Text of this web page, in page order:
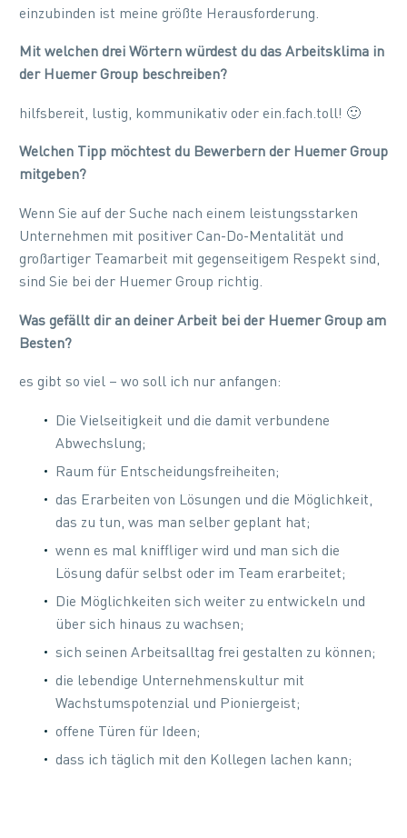
einzubinden ist meine größte Herausforderung.
Mit welchen drei Wörtern würdest du das Arbeitsklima in
der Huemer Group beschreiben?
hilfsbereit, lustig, kommunikativ oder ein.fach.toll! 🙂
Welchen Tipp möchtest du Bewerbern der Huemer Group
mitgeben?
Wenn Sie auf der Suche nach einem leistungsstarken
Unternehmen mit positiver Can-Do-Mentalität und
großartiger Teamarbeit mit gegenseitigem Respekt sind,
sind Sie bei der Huemer Group richtig.
Was gefällt dir an deiner Arbeit bei der Huemer Group am
Besten?
es gibt so viel – wo soll ich nur anfangen:
Die Vielseitigkeit und die damit verbundene
Abwechslung;
Raum für Entscheidungsfreiheiten;
das Erarbeiten von Lösungen und die Möglichkeit,
das zu tun, was man selber geplant hat;
wenn es mal kniffliger wird und man sich die
Lösung dafür selbst oder im Team erarbeitet;
Die Möglichkeiten sich weiter zu entwickeln und
über sich hinaus zu wachsen;
sich seinen Arbeitsalltag frei gestalten zu können;
die lebendige Unternehmenskultur mit
Wachstumspotenzial und Pioniergeist;
offene Türen für Ideen;
dass ich täglich mit den Kollegen lachen kann;